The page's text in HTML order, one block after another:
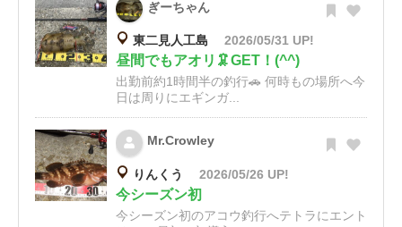
ぎーちゃん
東二見人工島 2026/05/31 UP!
昼間でもアオリ🦑GET！(^^)
出勤前約1時間半の釣行🚗 何時もの場所へ今
日は周りにエギンガ...
Mr.Crowley
りんくう 2026/05/26 UP!
今シーズン初
今シーズン初のアコウ釣行へテトラにエント